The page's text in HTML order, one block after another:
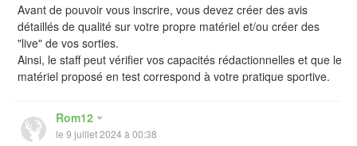
Avant de pouvoir vous inscrire, vous devez créer des avis
détaillés de qualité sur votre propre matériel et/ou créer des
"live" de vos sorties.
Ainsi, le staff peut vérifier vos capacités rédactionnelles et que le
matériel proposé en test correspond à votre pratique sportive.
Rom12
le 9 juillet 2024 à 00:38